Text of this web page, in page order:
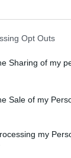
Opt Outs
Sharing of my
Sale of my
my